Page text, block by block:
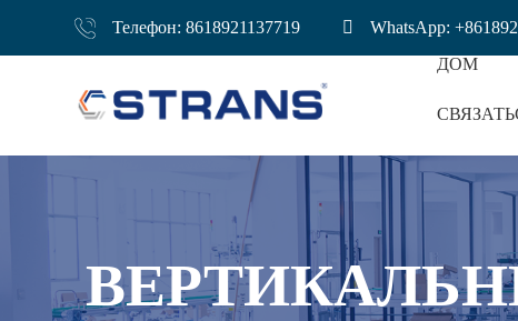
Телефон: 8618921137719 WhatsApp:
ДОМ